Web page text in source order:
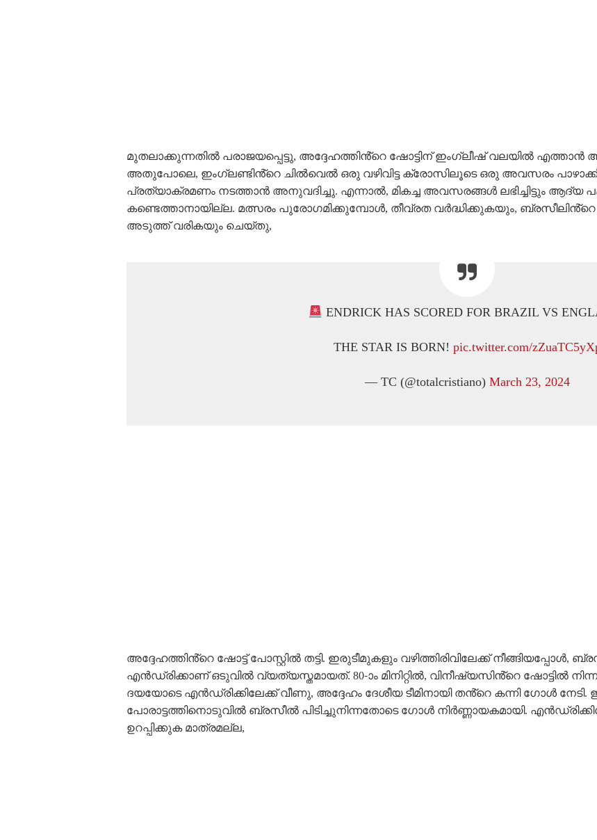
മുതലാക്കുന്നതിൽ പരാജയപ്പെട്ടു, അദ്ദേഹത്തിൻ്റെ ഷോട്ടിന് ഇംഗ്ലീഷ് വലയിൽ
അതുപോലെ, ഇംഗ്ലണ്ടിൻ്റെ ചിൽവെൽ ഒരു വഴിവിട്ട ക്രോസിലൂടെ ഒരു അവസരം
പ്രത്യാക്രമണം നടത്താൻ അനുവദിച്ചു. എന്നാൽ, മികച്ച അവസരങ്ങൾ ലഭിച്ചിട്ടും
കണ്ടെത്താനായില്ല. മത്സരം പുരോഗമിക്കുമ്പോൾ, തീവ്രത വർദ്ധിക്കുകയും, ബ്രസീലിൻ്റെ
അടുത്ത് വരികയും ചെയ്തു,
ENDRICK HAS SCORED FOR BRAZIL VS
THE STAR IS BORN! pic.twitter.com/
— TC (@totalcristiano) March 23, 2024
അദ്ദേഹത്തിൻ്റെ ഷോട്ട് പോസ്റ്റിൽ തട്ടി. ഇരുടീമുകളും വഴിത്തിരിവിലേക്ക് നീങ്ങിയപ്പോൾ,
എൻഡ്രിക്കാണ് ഒടുവിൽ വ്യത്യസ്തമായത്. 80-ാം മിനിറ്റിൽ, വിനീഷ്യസിൻ്റെ ഷോട്ടിൽ
ദയയോടെ എൻഡ്രിക്കിലേക്ക് വീണു, അദ്ദേഹം ദേശീയ ടീമിനായി തൻ്റെ കന്നി ഗോൾ
പോരാട്ടത്തിനൊടുവിൽ ബ്രസീൽ പിടിച്ചുനിന്നതോടെ ഗോൾ നിർണ്ണായകമായി.
ഉറപ്പിക്കുക മാത്രമല്ല,